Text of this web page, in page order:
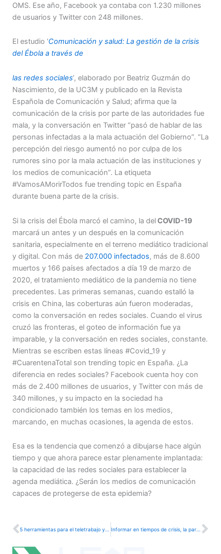
OMS. Ese año, Facebook ya contaba con 1.230 millones
de usuarios y Twitter con 248 millones.
El estudio ‘Comunicación y salud: La gestión de la crisis
del Ébola a través de
las redes sociales’, elaborado por Beatriz Guzmán do
Nascimiento, de la UC3M y publicado en la Revista
Española de Comunicación y Salud; afirma que la
comunicación de la crisis por parte de las autoridades fue
mala, y la conversación en Twitter “pasó de hablar de las
personas infectadas a la mala actuación del Gobierno”. “La
percepción del riesgo aumentó no por culpa de los
rumores sino por la mala actuación de las instituciones y
los medios de comunicación”. La etiqueta
#VamosAMorirTodos fue trending topic en España
durante buena parte de la crisis.
Si la crisis del Ébola marcó el camino, la delCOVID-19
marcará un antes y un después en la comunicación
sanitaria, especialmente en el terreno mediático tradicional
y digital. Con más de 207.000 infectados, más de 8.600
muertos y 166 países afectados a día 19 de marzo de
2020, el tratamiento mediático de la pandemia no tiene
precedentes. Las primeras semanas, cuando estalló la
crisis en China, las coberturas aún fueron moderadas,
como la conversación en redes sociales. Cuando el virus
cruzó las fronteras, el goteo de información fue ya
imparable, y la conversación en redes sociales, constante.
Mientras se escriben estas líneas #Covid_19 y
#CuarentenaTotal son trending topic en España. ¿La
diferencia en redes sociales? Facebook cuenta hoy con
más de 2.400 millones de usuarios, y Twitter con más de
340 millones, y su impacto en la sociedad ha
condicionado también los temas en los medios,
marcando, en muchas ocasiones, la agenda de estos.
Esa es la tendencia que comenzó a dibujarse hace algún
tiempo y que ahora parece estar plenamente implantada:
la capacidad de las redes sociales para establecer la
agenda mediática. ¿Serán los medios de comunicación
capaces de protegerse de esta epidemia?
Ant 5 herramientas para el teletrabajo y otras noticias positivas contra el coronavirus #YoMeQuedoEnCasa Informar en tiempos de crisis, la paradoja de lo social en una sociedad aislada